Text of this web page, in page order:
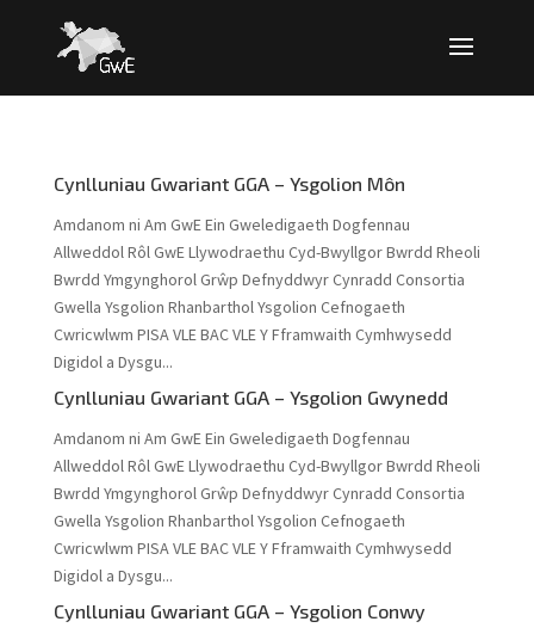
Cynlluniau Gwariant GGA – Ysgolion Môn
Amdanom ni Am GwE Ein Gweledigaeth Dogfennau
Allweddol Rôl GwE Llywodraethu Cyd-Bwyllgor Bwrdd Rheoli
Bwrdd Ymgynghorol Grŵp Defnyddwyr Cynradd Consortia
Gwella Ysgolion Rhanbarthol Ysgolion Cefnogaeth
Cwricwlwm PISA VLE BAC VLE Y Fframwaith Cymhwysedd
Digidol a Dysgu...
Cynlluniau Gwariant GGA – Ysgolion Gwynedd
Amdanom ni Am GwE Ein Gweledigaeth Dogfennau
Allweddol Rôl GwE Llywodraethu Cyd-Bwyllgor Bwrdd Rheoli
Bwrdd Ymgynghorol Grŵp Defnyddwyr Cynradd Consortia
Gwella Ysgolion Rhanbarthol Ysgolion Cefnogaeth
Cwricwlwm PISA VLE BAC VLE Y Fframwaith Cymhwysedd
Digidol a Dysgu...
Cynlluniau Gwariant GGA – Ysgolion Conwy